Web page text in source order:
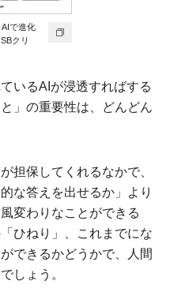
で進化
クリ
いるAIが浸透すればする
」の重要性は、どんどん
担保してくれるなかで、
な答えを出せるか」より
変わりなことができる
ひねり」、これまでにな
できるかどうかで、人間
しょう。